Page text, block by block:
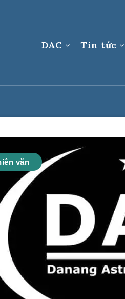
DAC Tin tức
văn